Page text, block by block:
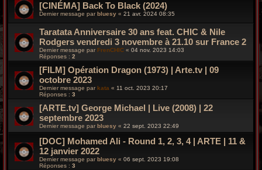
[CINÉMA] Back To Black (2024)
Dernier message parbluesy « 21 avr. 2024 08:35
Taratata Anniversaire 30 ans feat. CHIC & Nile
Rodgers vendredi 3 novembre à 21.10 sur France 2
Dernier message par FrenCHIC « 04 nov. 2023 14:03
Réponses : 2
[FILM] Opération Dragon (1973) | Arte.tv | 09
octobre 2023
Dernier message par kata « 11 oct. 2023 20:17
Réponses : 3
[ARTE.tv] George Michael | Live (2008) | 22
septembre 2023
Dernier message par bluesy « 22 sept. 2023 22:49
[DOC] Mohamed Ali - Round 1, 2, 3, 4 | ARTE | 11 &
12 janvier 2022
Dernier message par bluesy « 06 sept. 2023 19:08
Réponses : 3